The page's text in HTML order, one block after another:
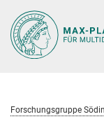
Hauptinhalt
Forschungsgruppe